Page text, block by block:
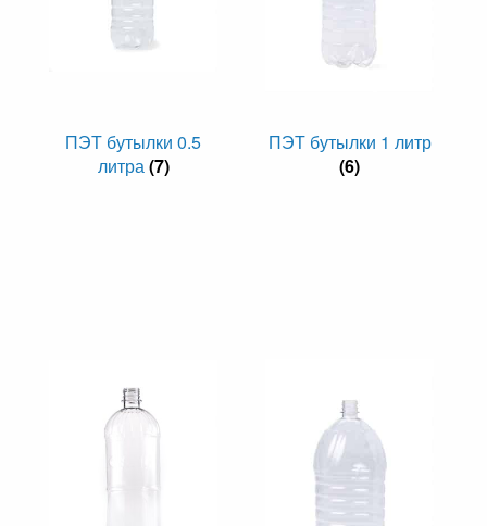
ПЭТ бутылки 0.5
литра(7)
ПЭТ бутылки 1 литр
(6)